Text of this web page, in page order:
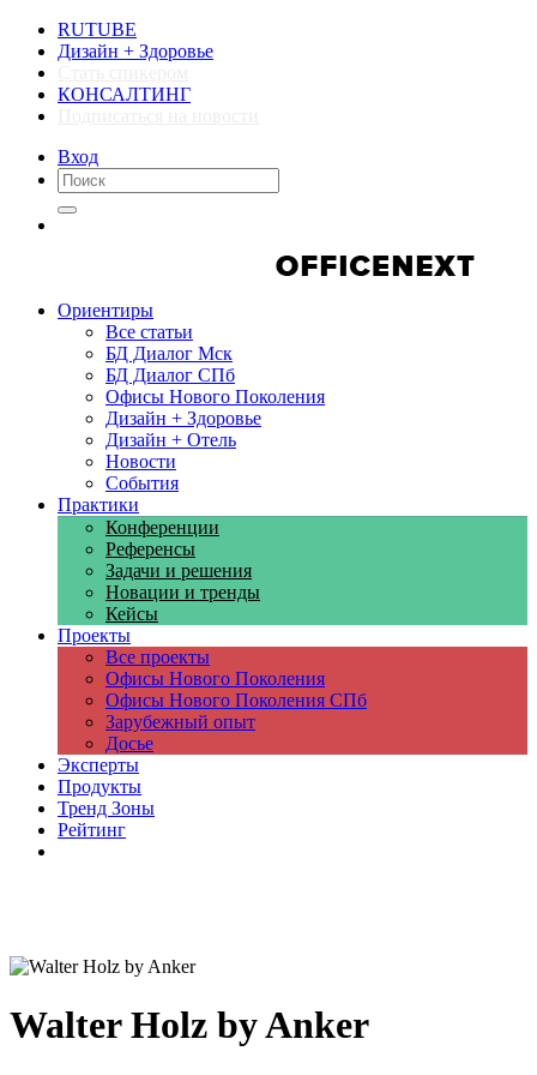
RUTUBE
Дизайн + Здоровье
КОНСАЛТИНГ
Вход
Ориентиры
Все статьи
БД Диалог Мск
БД Диалог СПб
Офисы Нового Поколения
Дизайн + Здоровье
Дизайн + Отель
Новости
События
Практики
Конференции
Референсы
Задачи и решения
Новации и тренды
Кейсы
Проекты
Все проекты
Офисы Нового Поколения
Офисы Нового Поколения СПб
Зарубежный опыт
Досье
Эксперты
Продукты
Тренд Зоны
Рейтинг
Walter Holz by Anker